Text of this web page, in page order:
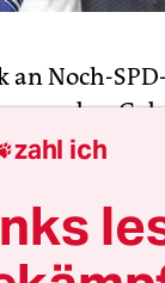
an Noch-
-Verleger
die DvH
Haupteigner
zahl ich